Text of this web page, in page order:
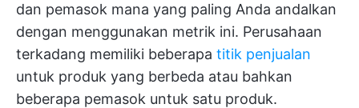
dan pemasok mana yang paling Anda andalkan
dengan menggunakan metrik ini. Perusahaan
terkadang memiliki beberapa titik penjualan
untuk produk yang berbeda atau bahkan
beberapa pemasok untuk satu produk.